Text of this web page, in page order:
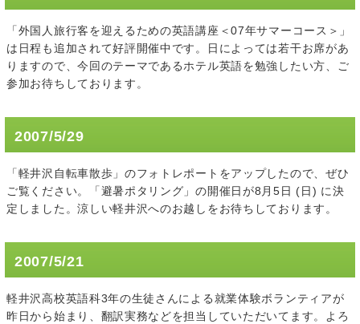
「外国人旅行客を迎えるための英語講座＜07年サマーコース＞」
は日程も追加されて好評開催中です。日によっては若干お席があ
りますので、今回のテーマであるホテル英語を勉強したい方、ご
参加お待ちしております。
2007/5/29
「軽井沢自転車散歩」のフォトレポートをアップしたので、ぜひ
ご覧ください。「避暑ポタリング」の開催日が8月5日 (日) に決
定しました。涼しい軽井沢へのお越しをお待ちしております。
2007/5/21
軽井沢高校英語科3年の生徒さんによる就業体験ボランティアが
昨日から始まり、翻訳実務などを担当していただいてます。よろ